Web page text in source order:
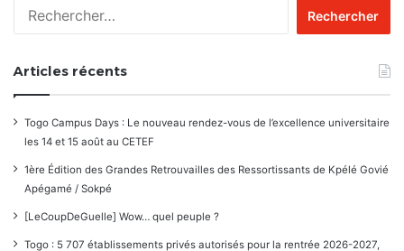
Articles récents
Togo Campus Days : Le nouveau rendez-vous de l’excellence universitaire
les 14 et 15 août au CETEF
1ère Édition des Grandes Retrouvailles des Ressortissants de Kpélé Govié
Apégamé / Sokpé
[LeCoupDeGuelle] Wow… quel peuple ?
Togo : 5 707 établissements privés autorisés pour la rentrée 2026-2027,